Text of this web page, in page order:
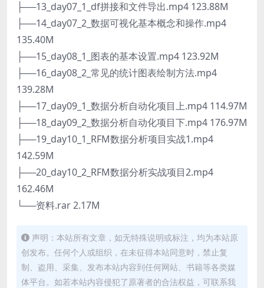
├──13_day07_1_df拼接和文件导出.mp4 123.88M
├──14_day07_2_数据可视化基本概念和操作.mp4
135.40M
├──15_day08_1_图表的基本设置.mp4 123.92M
├──16_day08_2_常见的统计图表绘制方法.mp4
139.28M
├──17_day09_1_数据分析自动化项目上.mp4 114.97M
├──18_day09_2_数据分析自动化项目下.mp4 176.97M
├──19_day10_1_RFM数据分析项目实战1.mp4
142.59M
├──20_day10_2_RFM数据分析实战项目2.mp4
162.46M
└──资料.rar 2.17M
声明：本站所有文章，如无特殊说明或标注，均为本站原
创发布。任何个人或组织，在未征得本站同意时，禁止复
制、盗用、采集、发布本站内容到任何网站、书籍等各类媒
体平台。如若本站内容侵犯了原著者的合法权益，可联系我